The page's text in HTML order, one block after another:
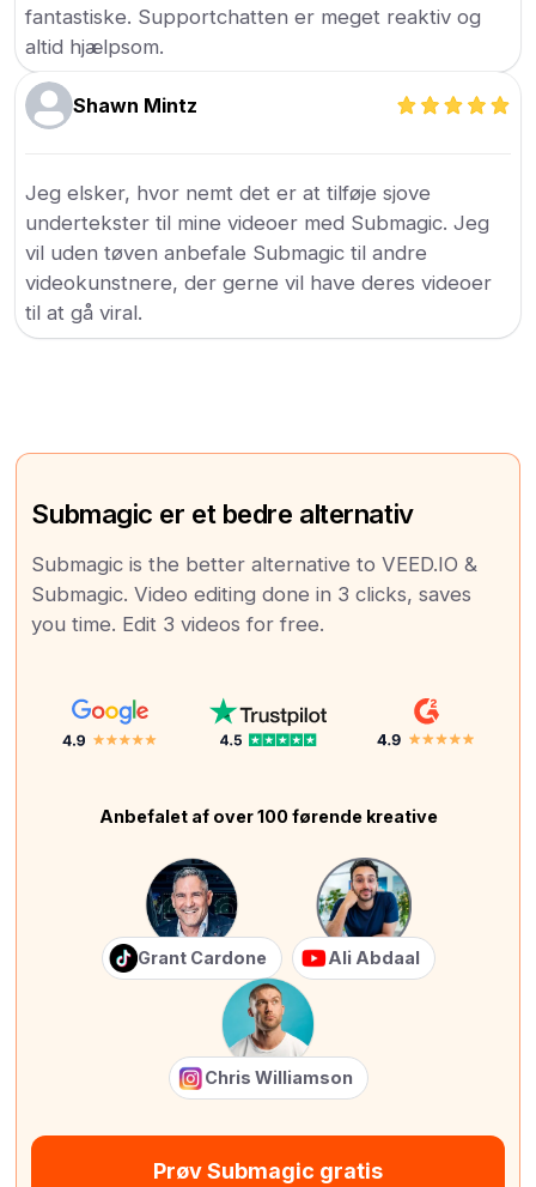
fantastiske. Supportchatten er meget reaktiv og
altid hjælpsom.
Shawn Mintz
Jeg elsker, hvor nemt det er at tilføje sjove
undertekster til mine videoer med Submagic. Jeg
vil uden tøven anbefale Submagic til andre
videokunstnere, der gerne vil have deres videoer
til at gå viral.
Submagic er et bedre alternativ
Submagic is the better alternative to VEED.IO &
Submagic. Video editing done in 3 clicks, saves
you time. Edit 3 videos for free.
Anbefalet af over 100 førende kreative
Grant Cardone Ali Abdaal
Chris Williamson
Prøv Submagic gratis